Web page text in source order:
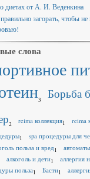
диетах от А. И. Веденкина
загорать, чтобы не
слова
3
Борьба
2 reima коллекция1 reima
1 spa процедуры для
польза и вред1
алкоголь и дети1 аллергия
польза1 Басти1